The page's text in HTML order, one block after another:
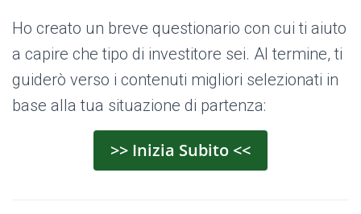
Ho creato un breve questionario con cui ti aiuto
a capire che tipo di investitore sei. Al termine, ti
guiderò verso i contenuti migliori selezionati in
base alla tua situazione di partenza:
>> Inizia Subito <<